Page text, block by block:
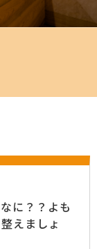
に？？よも
えましょ